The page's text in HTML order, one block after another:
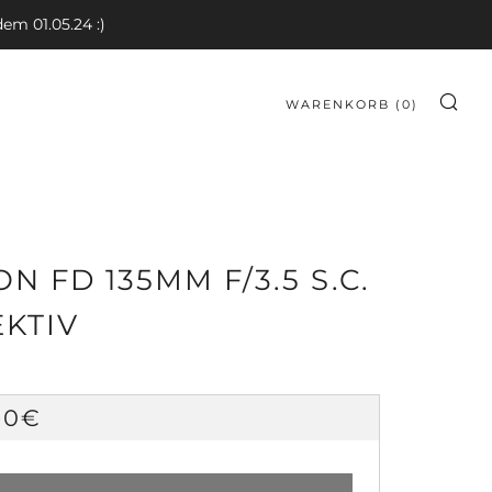
01.05.24 :)
WARENKORB ( 0)
FD 135MM F/3.5 S.C.